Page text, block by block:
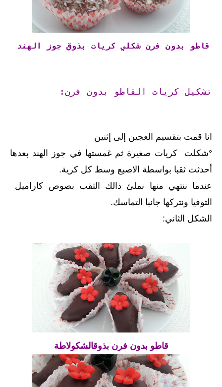
قاطو بدون فرن شكلي كريات بذوق جوز الهند
تشكيل كريات القاطو بدون فرن:
انا قمت بتقسيم العجين إلى إثنين
°شكلت كريات صغيرة ثم غمستها في جوز الهند بعدها
أحدثت ثقبا بواسطة الاصبع وسط كل كرية.
عندما ننتهي منها نملئ ذالك الثقب بصوص كاراميل
التوفيا ونتركها جانبا التماسك.
الشكل الثاني:
قاطو بدون فرن بذوقالشكولاطة